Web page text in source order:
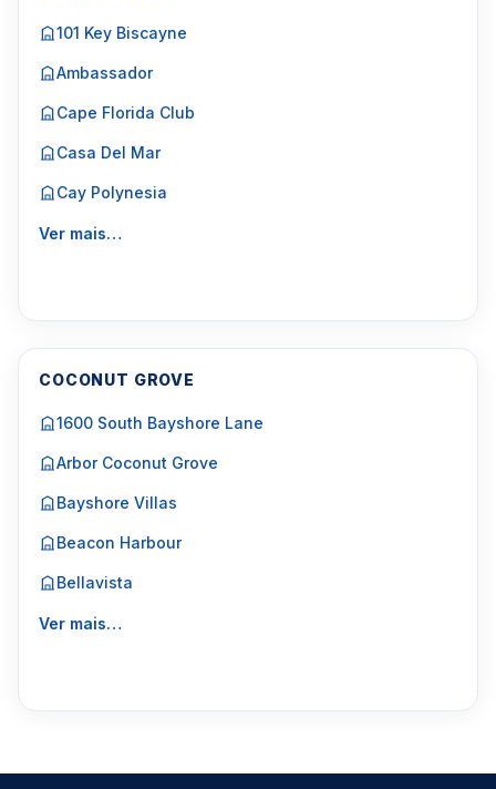
101 Key Biscayne
Ambassador
Cape Florida Club
Casa Del Mar
Cay Polynesia
Ver mais…
COCONUT GROVE
1600 South Bayshore Lane
Arbor Coconut Grove
Bayshore Villas
Beacon Harbour
Bellavista
Ver mais…